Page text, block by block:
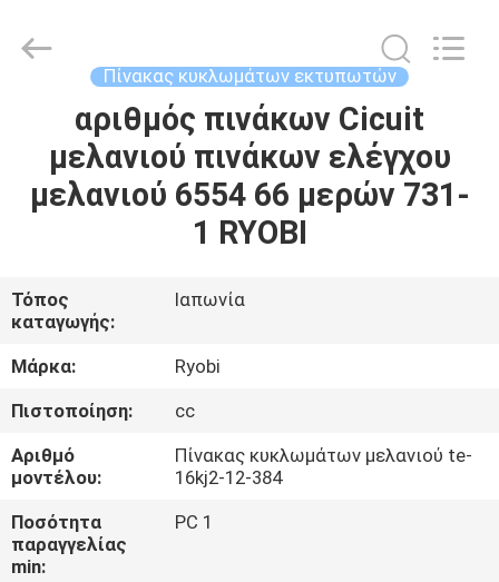
ΣΠΊΤΙ
ΠΡΟΪΌΝΤΑ
ΕΜΕΊΣ
ΓΎΡΟΣ
ΕΡΓΟΣΤΑΣΊΩΝ
ΠΟΙΟΤΙΚΌΣ
ΈΛΕΓΧΟΣ
Automation
Co.ltd.
Πίνακας κυκλωμάτων εκτυπωτών
αριθμός πινάκων Cicuit
μελανιού πινάκων ελέγχου
μελανιού 6554 66 μερών 731-
1 RYOBI
Τόπος
καταγωγής:
Ιαπωνία
Μάρκα:
Ryobi
Πιστοποίηση:
cc
Αριθμό
μοντέλου:
Πίνακας κυκλωμάτων μελανιού te-
16kj2-12-384
Ποσότητα
παραγγελίας
min:
PC 1